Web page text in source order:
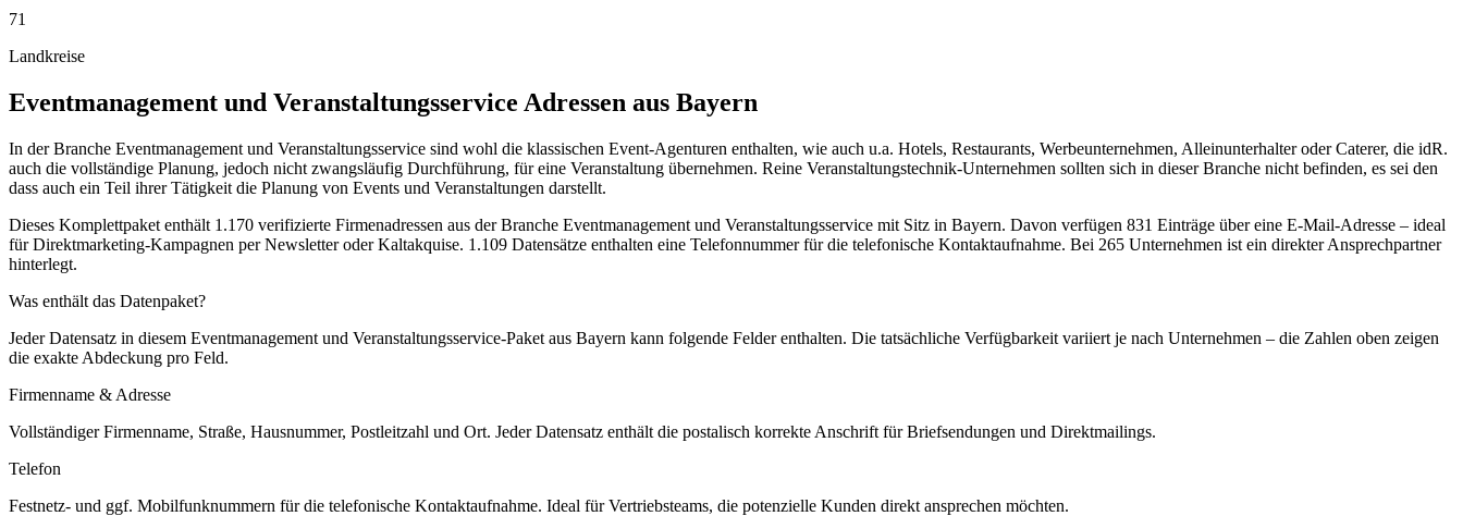
71
Landkreise
Eventmanagement und Veranstaltungsservice Adressen aus Bayern
In der Branche Eventmanagement und Veranstaltungsservice sind wohl die klassischen Event-Agenturen enthalten, wie auch u.a. Hotels, Restaurants, Werbeunternehmen, Alleinunterhalter oder Caterer, die idR.
auch die vollständige Planung, jedoch nicht zwangsläufig Durchführung, für eine Veranstaltung übernehmen. Reine Veranstaltungstechnik-Unternehmen sollten sich in dieser Branche nicht befinden, es sei den
dass auch ein Teil ihrer Tätigkeit die Planung von Events und Veranstaltungen darstellt.
Dieses Komplettpaket enthält 1.170 verifizierte Firmenadressen aus der Branche Eventmanagement und Veranstaltungsservice mit Sitz in Bayern. Davon verfügen 831 Einträge über eine E-Mail-Adresse – ideal
für Direktmarketing-Kampagnen per Newsletter oder Kaltakquise. 1.109 Datensätze enthalten eine Telefonnummer für die telefonische Kontaktaufnahme. Bei 265 Unternehmen ist ein direkter Ansprechpartner
hinterlegt.
Was enthält das Datenpaket?
Jeder Datensatz in diesem Eventmanagement und Veranstaltungsservice-Paket aus Bayern kann folgende Felder enthalten. Die tatsächliche Verfügbarkeit variiert je nach Unternehmen – die Zahlen oben zeigen
die exakte Abdeckung pro Feld.
Firmenname & Adresse
Vollständiger Firmenname, Straße, Hausnummer, Postleitzahl und Ort. Jeder Datensatz enthält die postalisch korrekte Anschrift für Briefsendungen und Direktmailings.
Telefon
Festnetz- und ggf. Mobilfunknummern für die telefonische Kontaktaufnahme. Ideal für Vertriebsteams, die potenzielle Kunden direkt ansprechen möchten.